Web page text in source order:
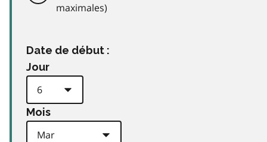
maximales)
Date de début :
Jour
Mois